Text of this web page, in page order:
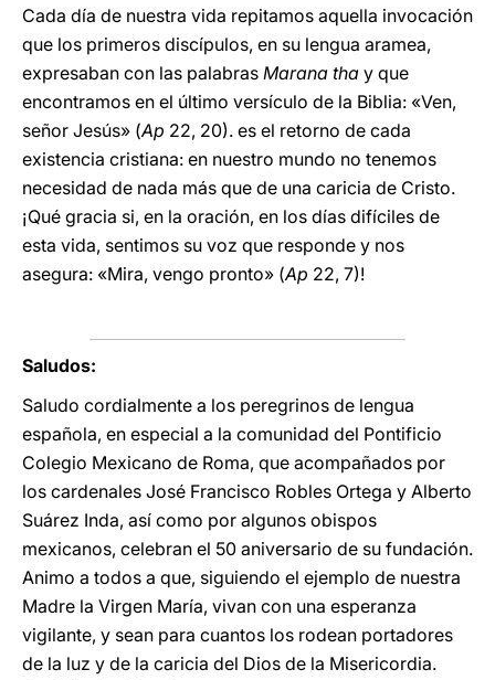
Cada día de nuestra vida repitamos aquella invocación
que los primeros discípulos, en su lengua aramea,
expresaban con las palabras Marana tha y que
encontramos en el último versículo de la Biblia: «Ven,
señor Jesús» (Ap 22, 20). es el retorno de cada
existencia cristiana: en nuestro mundo no tenemos
necesidad de nada más que de una caricia de Cristo.
¡Qué gracia si, en la oración, en los días difíciles de
esta vida, sentimos su voz que responde y nos
asegura: «Mira, vengo pronto» (Ap 22, 7)!
Saludos:
Saludo cordialmente a los peregrinos de lengua
española, en especial a la comunidad del Pontificio
Colegio Mexicano de Roma, que acompañados por
los cardenales José Francisco Robles Ortega y Alberto
Suárez Inda, así como por algunos obispos
mexicanos, celebran el 50 aniversario de su fundación.
Animo a todos a que, siguiendo el ejemplo de nuestra
Madre la Virgen María, vivan con una esperanza
vigilante, y sean para cuantos los rodean portadores
de la luz y de la caricia del Dios de la Misericordia.